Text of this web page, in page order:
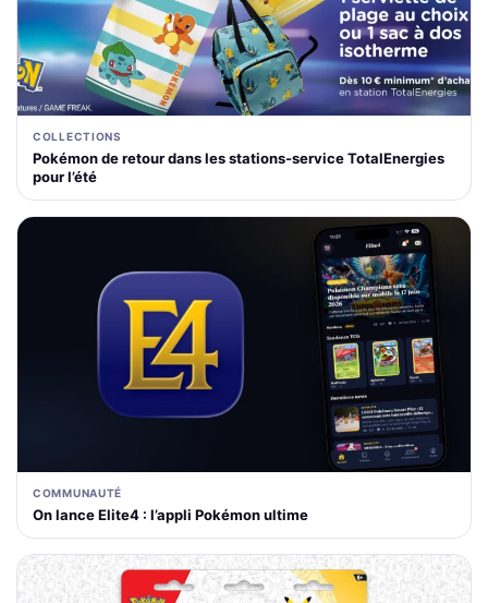
COLLECTIONS
Pokémon de retour dans les stations-service TotalEnergies
pour l’été
COMMUNAUTÉ
On lance Elite4 : l’appli Pokémon ultime